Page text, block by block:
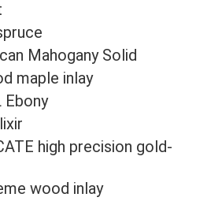
Mahogany Solid
maple inlay
Ebony
high precision gold-
wood inlay